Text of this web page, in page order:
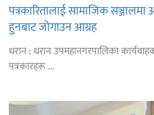
पत्रकारितालाई सामाजिक
हुनबाट जोगाउन आग्रह
धरान : धरान उपमहानगरपालिका
पत्रकारहरू ...